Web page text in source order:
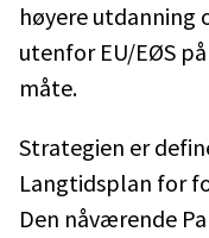
høyere utdanning
utenfor EU/EØS
måte.
Strategien er
Langtidsplan for
Den nåværende